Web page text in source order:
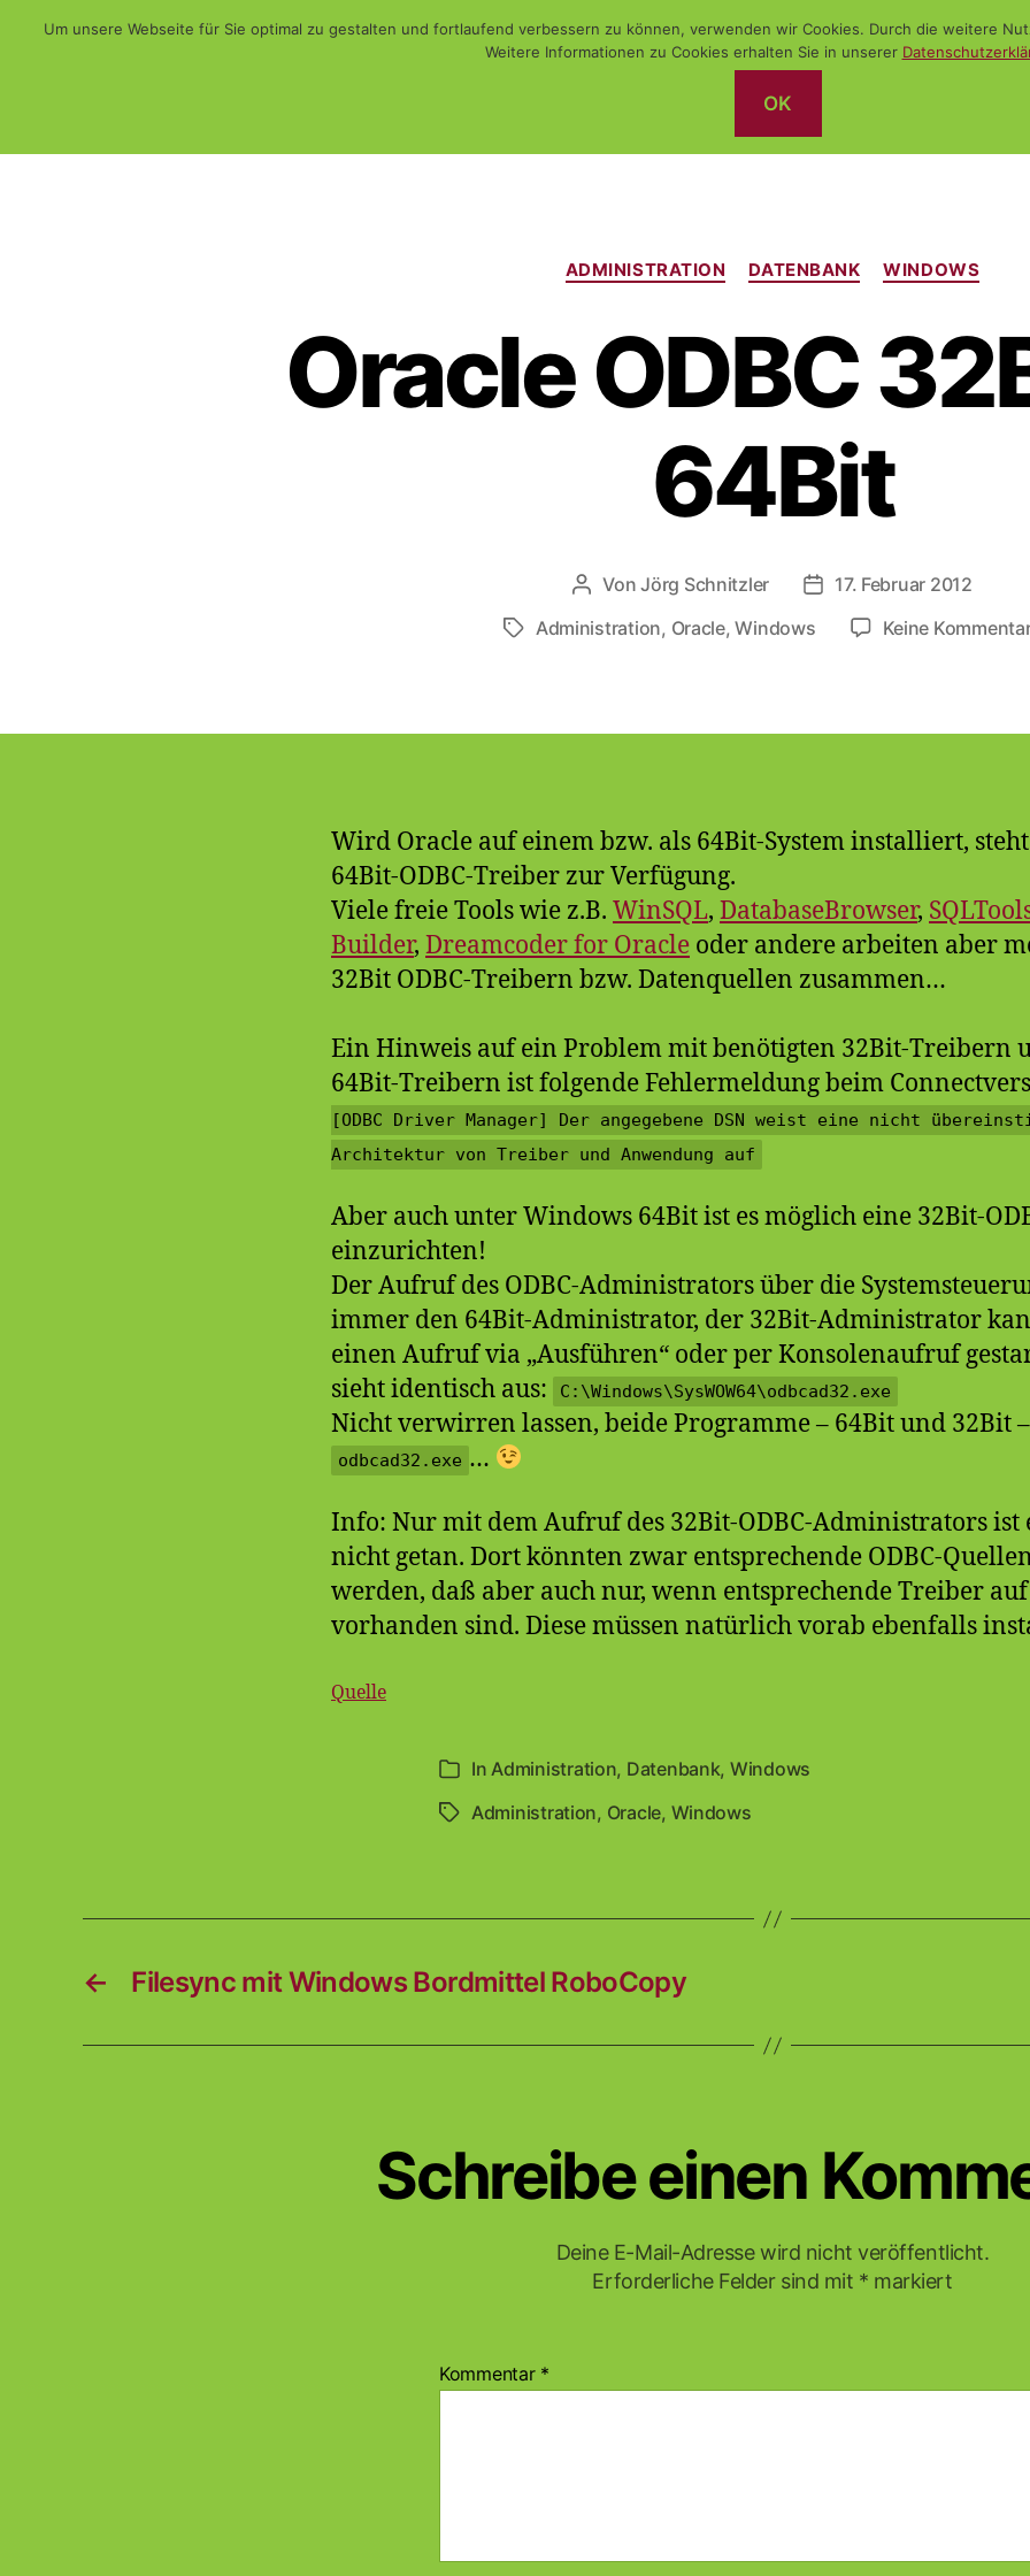
Kategorien
ADMINISTRATION DATENBANK WINDOWS
Oracle ODBC
64Bit
Beitragsautor
VonJörg Schnitzler Veröffentlichungsdatum
17. Februar 2012
Schlagwörter
Administration, Oracle,Windows Keine
Wird Oracle auf einem bzw. als 64Bit-System installiert,
64Bit-ODBC-Treiber zur Verfügung.
Viele freie Tools wie z.B. WinSQL, DatabaseBrowser,
Builder, Dreamcoder for Oracle oder andere arbeiten aber
32Bit ODBC-Treibern bzw. Datenquellen zusammen…
Ein Hinweis auf ein Problem mit benötigten 32Bit-Treibern
64Bit-Treibern ist folgende Fehlermeldung beim
[ODBC Driver Manager] Der angegebene DSN weist eine nicht
Architektur von Treiber und Anwendung auf
Aber auch unter Windows 64Bit ist es möglich eine 32Bit-
einzurichten!
Der Aufruf des ODBC-Administrators über die
immer den 64Bit-Administrator, der 32Bit-Administrator
einen Aufruf via „Ausführen“ oder per Konsolenaufruf
sieht identisch aus:
C:\Windows\SysWOW64\odbcad32.exe
Nicht verwirren lassen, beide Programme – 64Bit und 32Bit
odbcad32.exe …
Info: Nur mit dem Aufruf des 32Bit-ODBC-Administrators ist
nicht getan. Dort könnten zwar entsprechende ODBC-
werden, daß aber auch nur, wenn entsprechende Treiber auf
vorhanden sind. Diese müssen natürlich vorab ebenfalls
Quelle
Kategorien
InAdministration, Datenbank, Windows
Schlagwörter
Administration, Oracle, Windows
← Filesync mit Windows Bordmittel RoboCopy
Schreibe einen
Deine E-Mail-Adresse wird nicht veröffentlicht.
Erforderliche Felder sind mit * markiert
Kommentar *
Um unsere Webseite für Sie optimal zu gestalten und fortlaufend verbessern zu können, verwenden wir Cookies. Durch die weitere
Weitere Informationen zu Cookies erhalten Sie in unserer
OK